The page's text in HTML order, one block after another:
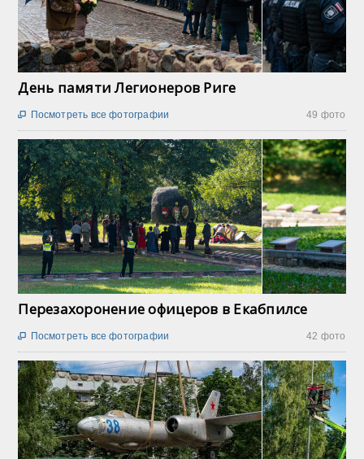
День памяти Легионеров Риге
49 фото
 Посмотреть все фотографии
Перезахоронение офицеров в Екабпилсе
42 фото
 Посмотреть все фотографии